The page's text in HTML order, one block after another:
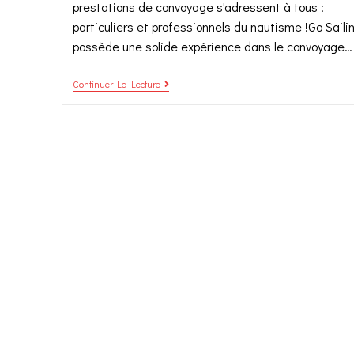
prestations de convoyage s'adressent à tous :
particuliers et professionnels du nautisme !Go
possède une solide expérience dans le convoyage…
Continuer La Lecture